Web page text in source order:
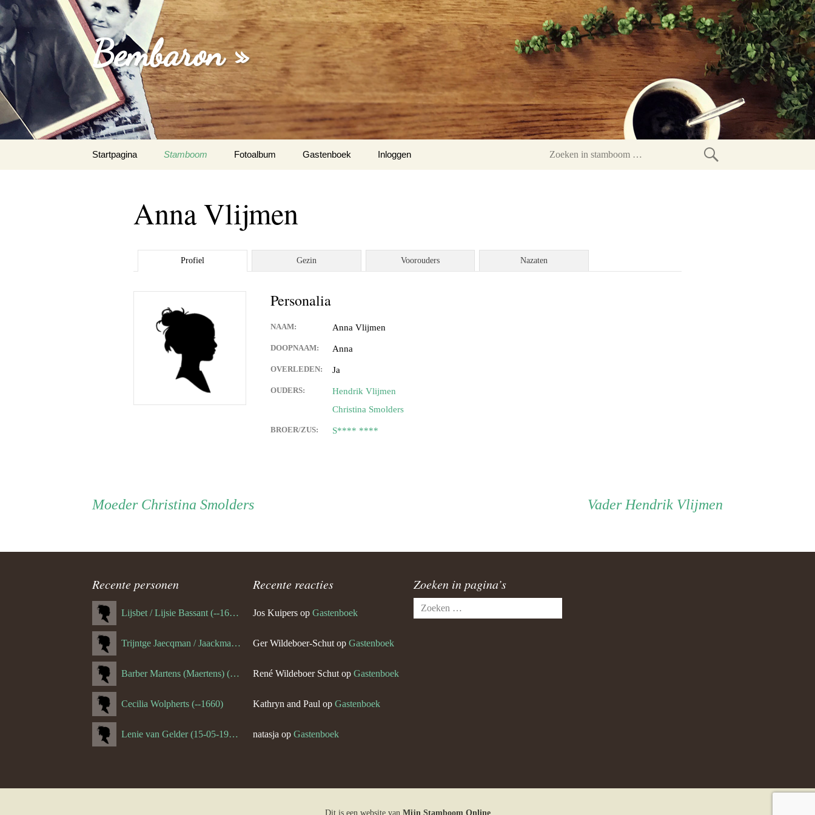
Bembaron »
naar
Startpagina Stamboom Fotoalbum Gastenboek
Inloggen
Zoeken
Anna Vlijmen
Profiel Gezin Voorouders Nazaten
Personalia
NAAM: Anna Vlijmen
DOOPNAAM: Anna
OVERLEDEN: Ja
OUDERS:
Hendrik Vlijmen
Christina Smolders
BROER/ZUS: S**** ****
Persoon
ouder
navigatie
VaderVader
Hendrik Vlijmen
Moeder Moeder
Christina Smolders
Recente personen
Lijsbet / Lijsie Bassant (--1687)
Trijntge Jaecqman / Jaackman (--1651)
Barber Martens (Maertens) (--1658)
Cecilia Wolpherts (--1660)
Lenie van Gelder (15-05-1970)
Recente reacties
Jos Kuipers op Gastenboek
Ger Wildeboer-Schut op Gastenboek
René Wildeboer Schut op Gastenboek
Kathryn and Paul op Gastenboek
natasja op Gastenboek
Zoeken in pagina’s
Zoeken
naar:
Dit is een website van Mijn Stamboom Online